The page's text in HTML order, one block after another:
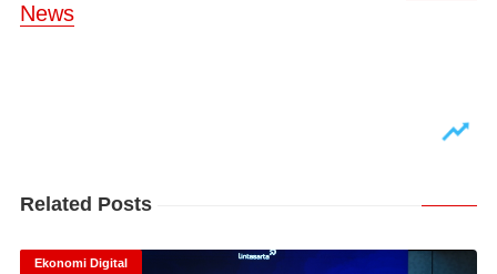
News
Related Posts
Ekonomi Digital